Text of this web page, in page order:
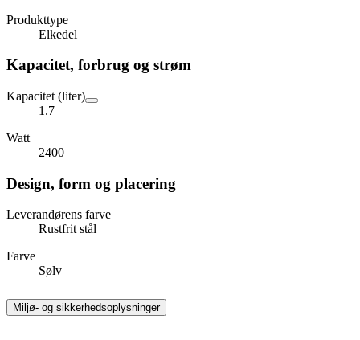
Produkttype
Elkedel
Kapacitet, forbrug og strøm
Kapacitet (liter)
1.7
Watt
2400
Design, form og placering
Leverandørens farve
Rustfrit stål
Farve
Sølv
Miljø- og sikkerhedsoplysninger